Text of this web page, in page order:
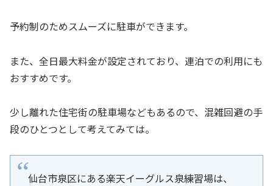
予約制のためスムーズに駐車ができます。
また、全日最大料金が設定されており、連泊での利用にも
おすすめです。
少し離れた住宅街の駐車場などもあるので、混雑回避の手
段のひとつとして考えてみては。
仙台市泉区にある楽天イーグルス泉練習場は、